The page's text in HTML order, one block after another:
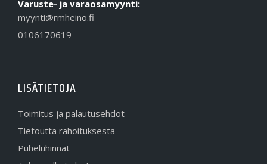
Varuste- ja varaosamyynti:
myynti@rmheino.fi
0106170619
LISÄTIETOJA
Toimitus ja palautusehdot
Tietoutta rahoituksesta
Puheluhinnat